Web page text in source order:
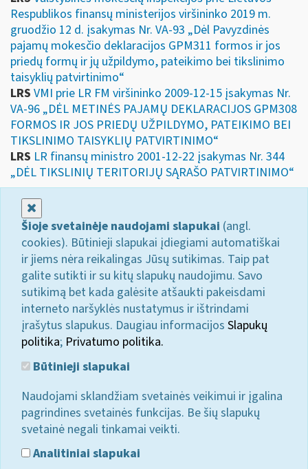
Respublikos finansų ministerijos viršininko 2019 m.
gruodžio 12 d. įsakymas Nr. VA-93 „Dėl Pavyzdinės
pajamų mokesčio deklaracijos GPM311 formos ir jos
priedų formų ir jų užpildymo, pateikimo bei tikslinimo
taisyklių patvirtinimo“
LRS VMI prie LR FM viršininko 2009-12-15 įsakymas Nr.
VA-96 „DĖL METINĖS PAJAMŲ DEKLARACIJOS GPM308
FORMOS IR JOS PRIEDŲ UŽPILDYMO, PATEIKIMO BEI
TIKSLINIMO TAISYKLIŲ PATVIRTINIMO“
LRS LR finansų ministro 2001-12-22 įsakymas Nr. 344
„DĖL TIKSLINIŲ TERITORIJŲ SĄRAŠO PATVIRTINIMO“
Šioje svetainėje naudojami slapukai (angl.
cookies). Būtinieji slapukai įdiegiami automatiškai
ir jiems nėra reikalingas Jūsų sutikimas. Taip pat
galite sutikti ir su kitų slapukų naudojimu. Savo
sutikimą bet kada galėsite atšaukti pakeisdami
interneto naršyklės nustatymus ir ištrindami
įrašytus slapukus. Daugiau informacijos Slapukų
politika; Privatumo politika.
Būtinieji slapukai
Naudojami sklandžiam svetainės veikimui ir įgalina
pagrindines svetainės funkcijas. Be šių slapukų
svetainė negali tinkamai veikti.
Analitiniai slapukai